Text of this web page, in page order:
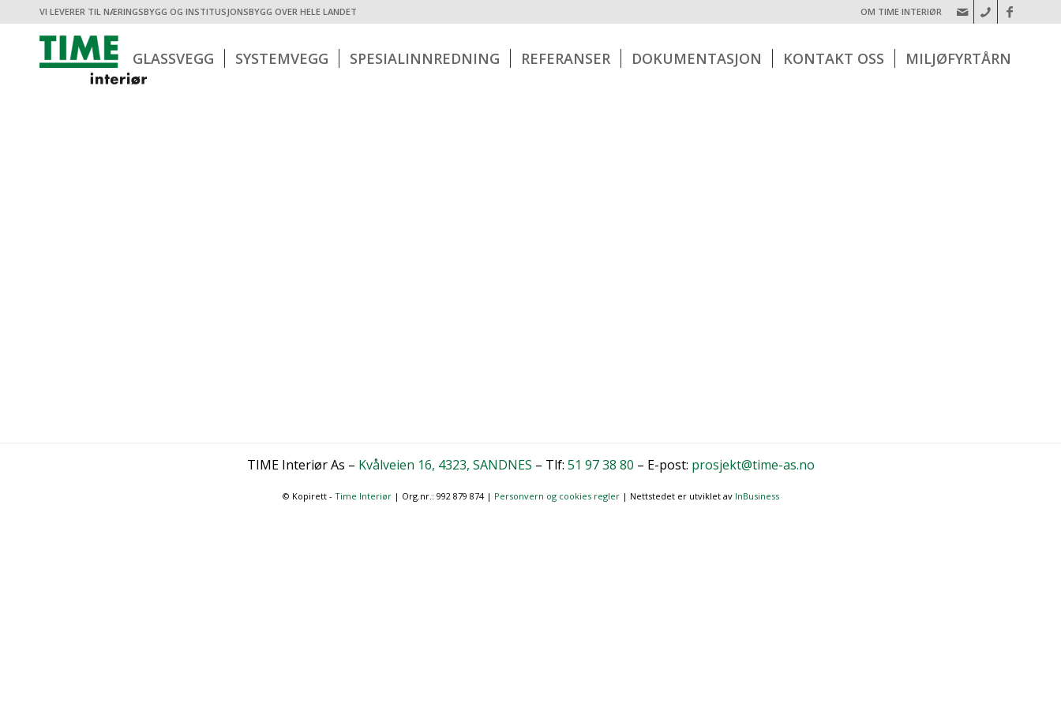
OM TIME INTERIØR
VI LEVERER TIL NÆRINGSBYGG OG INSTITUSJONSBYGG OVER HELE LANDET
GLASSVEGG SYSTEMVEGG SPESIALINNREDNING REFERANSER DOKUMENTASJON KONTAKT OSS MILJØFYRTÅRN
TIME Interiør As – Kvålveien 16, 4323, SANDNES – Tlf: 51 97 38 80 – E-post: prosjekt@time-as.no
© Kopirett - Time Interiør| Org.nr.: 992 879 874 | Personvern og cookies regler| Nettstedet er utviklet av InBusiness